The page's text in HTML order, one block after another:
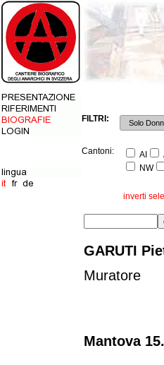
FILTRI: Solo
Cantoni: AI
NW
inverti
GARUTI
Muratore
Mantova